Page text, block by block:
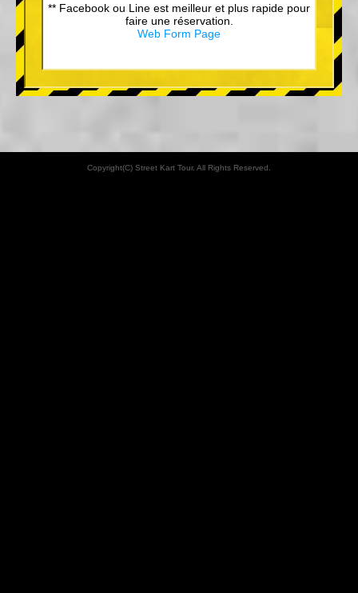
** Facebook ou Line est meilleur et plus rapide pour
faire une réservation.
Web Form Page
Copyright(C) Street Kart Tour. All Rights Reserved.